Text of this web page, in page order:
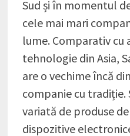
Sud și în momentul
cele mai mari
lume. Comparativ
tehnologie din Asia,
are o vechime încă
companie cu tradiție.
variată de produse
dispozitive